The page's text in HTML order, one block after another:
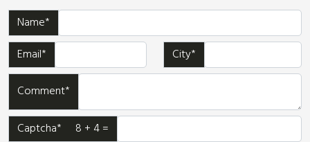
Name*
Email*
City*
Comment*
Captcha* 8 + 4 =